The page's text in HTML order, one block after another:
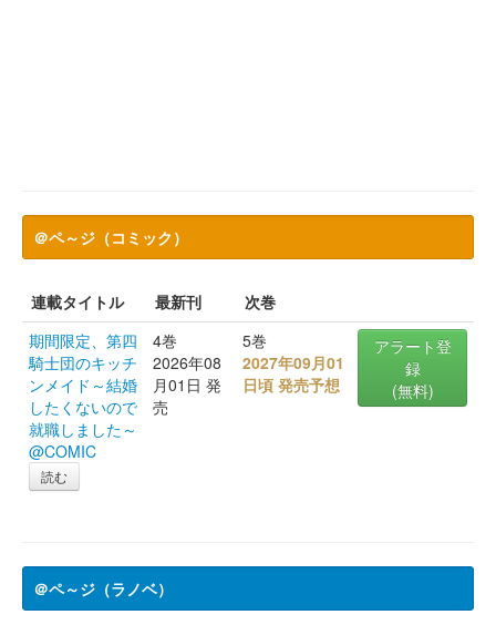
＠ペ～ジ（コミック）
連載タイトル 最新刊
次巻
期間限定、第四
騎士団のキッチ
ンメイド～結婚
したくないので
就職しました～
@COMIC
読む
4巻
2026年08
月01日 発
売
5巻
2027年09月01
日頃 発売予想
アラート登
録
(無料)
＠ペ～ジ（ラノベ）